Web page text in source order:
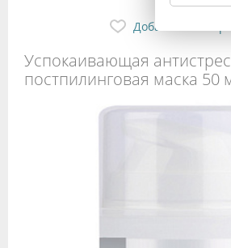
Успокаивающая
постпилинговая маска 50
Добавить в